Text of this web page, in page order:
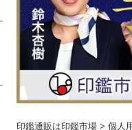
印鑑通販は印鑑市場 > 個人